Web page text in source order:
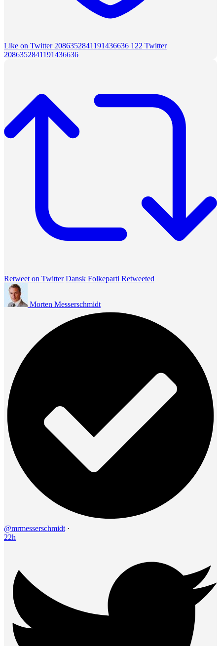
Like on Twitter 2086352841191436636 122 Twitter
2086352841191436636
Retweet on Twitter Dansk Folkeparti Retweeted
Morten Messerschmidt
@mrmesserschmidt ·
22h